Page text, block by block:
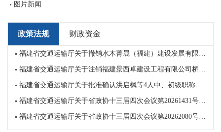
图片新闻
政策法规 财政资金
福建省交通运输厅关于撤销水木菁晟（福建）建设发展有限公司路基路面养护乙级资质证书的决定书
福建省交通运输厅关于注销福建景西卓建设工程有限公司桥梁养护乙级、隧道养护乙级资质证书的决定书
福建省交通运输厅关于批准确认洪启枫等4人中、初级职称的通知
福建省交通运输厅关于省政协十三届四次会议第20261431号提案的答复
福建省交通运输厅关于省政协十三届四次会议第20262080号提案的答复